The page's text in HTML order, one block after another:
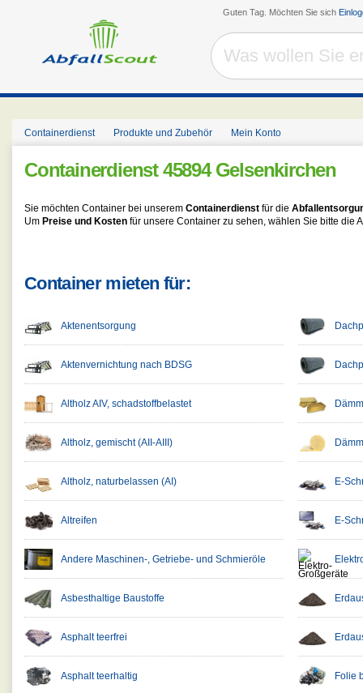
Guten Tag. Möchten Sie sich
Containerdienst Produkte und Zubehör Mein Konto
Containerdienst45894 Gelsenkirchen
Sie möchten Container bei unserem Containerdienst für die
Um Preise und Kosten für unsere Container zu sehen, wählen Sie bitte die
Container mieten für:
Aktenentsorgung
Aktenvernichtung nach BDSG
Altholz AIV, schadstoffbelastet
Altholz, gemischt (AII-AIII)
Altholz, naturbelassen (AI)
Altreifen
Andere Maschinen-, Getriebe- und Schmieröle
Asbesthaltige Baustoffe
Asphalt teerfrei
Asphalt teerhaltig
E-
E-
Folie